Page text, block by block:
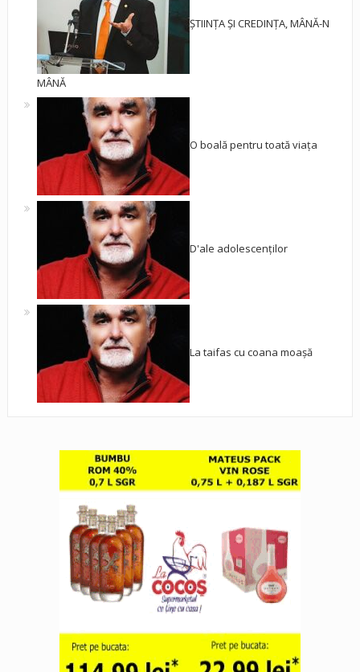
ȘTIINȚA ȘI CREDINȚA, MÂNĂ-N
MÂNĂ
O boală pentru toată viața
D'ale adolescenților
La taifas cu coana moașă